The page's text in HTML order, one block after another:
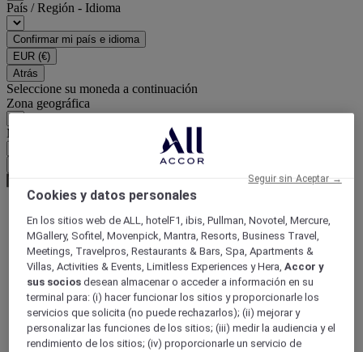
País / Región - Idioma
Confirmar mi país e idioma
EUR (€)
Atrás
Seleccione su moneda a continuación
Zona geográfica
Moneda
World
Europe
France
Picardy
Cookies y datos personales
En los sitios web de ALL, hotelF1, ibis, Pullman, Novotel, Mercure,
MGallery, Sofitel, Movenpick, Mantra, Resorts, Business Travel,
Meetings, Travelpros, Restaurants & Bars, Spa, Apartments &
Villas, Activities & Events, Limitless Experiences y Hera,Accor y
sus socios desean almacenar o acceder a información en su
terminal para: (i) hacer funcionar los sitios y proporcionarle los
servicios que solicita (no puede rechazarlos); (ii) mejorar y
personalizar las funciones de los sitios; (iii) medir la audiencia y el
rendimiento de los sitios; (iv) proporcionarle un servicio de
Seguir sin Aceptar →